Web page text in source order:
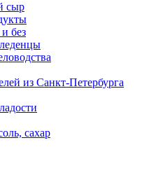
сыр
без
из Санкт-Петербурга
сахар